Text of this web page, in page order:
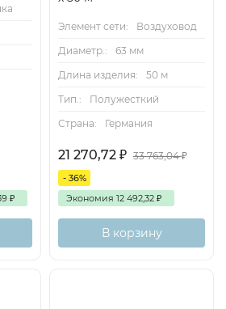
₽
Элемент сети:
Воздуховод
Диаметр.:
63 мм
Длина изделия:
50 м
Тип.:
Полужесткий
Страна:
Германия
21 270,72 ₽ 33 763,04₽
- 36%
Экономия 12 492,32 ₽
В корзину